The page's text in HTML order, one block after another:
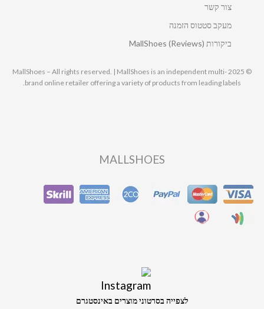
צור קשר
מעקב סטטוס הזמנה
ביקורות MallShoes (Reviews)
© 2025 MallShoes – All rights reserved. | MallShoes is an independent multi-
brand online retailer offering a variety of products from leading labels.
MALLSHOES
לצפייה בסרטוני מוצרים באינסטגרם